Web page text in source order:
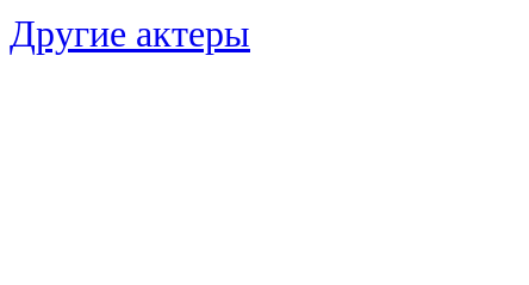
Другие актеры